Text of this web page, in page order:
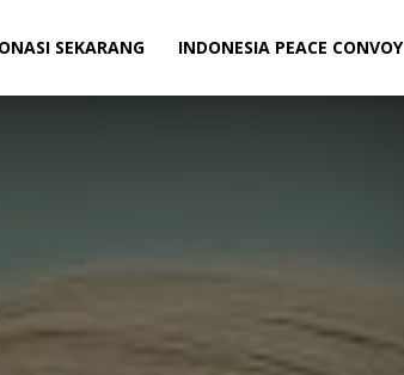
SEKARANG INDONESIA PEACE CONVOY